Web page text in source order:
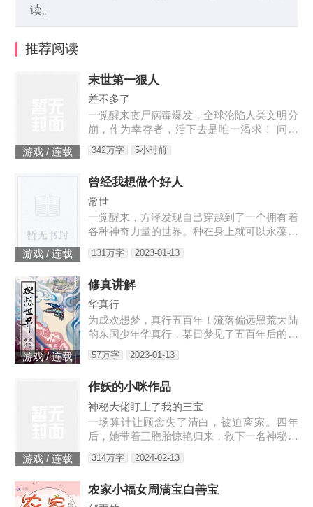
读。
推荐阅读
游戏 / 连载
末世第一狠人
差不多了
一觉醒来丧尸病毒爆发，全球沦陷人类文明分
崩，作为幸存者，活下去是唯一渴求！ 问：
末世怎样才能活下去？答：首先要狠！【非重
生】【轻系统】【丧尸】【末世生存】【杀伐
342万字 5小时前
游戏 / 连载
曾经我想做个好人
常世
一觉醒来，方泽发现自己穿越到了一个拥有着
各种神奇力量的世界。种在身上就可以永葆青
的小丑可以代替主人学习锻炼，而且效果翻倍
131万字 2023-01-13
游戏 / 连载
修真讲解
华真行
为成欢想梦，真行五百年！流落偏远黑荒大陆
的东国少年华真行，某日梦见了五百年后的世
界。在那个世界上，很多国度与部族甚至已消
失于历史长河，而古老的东国迎来了强大的新
57万字 2023-01-13
游戏 / 连载
作妖的小咪作品
神秘大佬盯上了我的三宝
一场算计让顾念失了清白，被迫离家。四年
后，她带着三胞胎惊艳归来，救下一名神秘男
她求负责。“你救了我，我以身相许。”三胞胎
鉴定，“乖，我是你们的亲爹。”顾念抚额，带
314万字 2024-02-13
农家小福女周满宝白善宝